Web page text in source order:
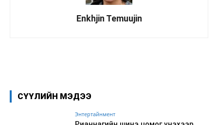
Enkhjin Temuujin
СҮҮЛИЙН МЭДЭЭ
Энтертайнмент